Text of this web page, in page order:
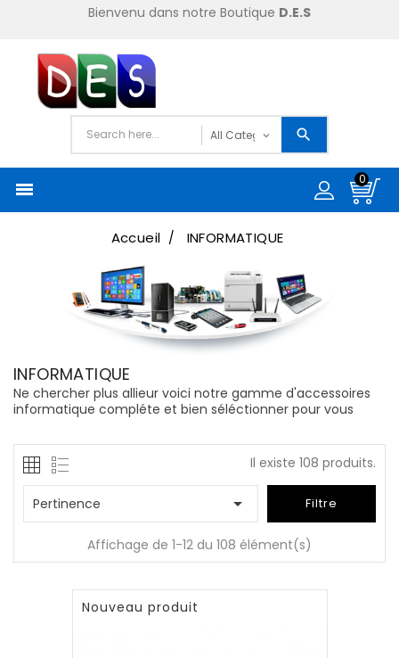
Bienvenu dans notre Boutique D.E.S

0
Accueil INFORMATIQUE
INFORMATIQUE
Ne chercher plus allieur voici notre gamme d'accessoires
informatique compléte et bien séléctionner pour vous
Il existe 108 produits.
Pertinence  Filtre
Affichage de 1-12 du 108 élément(s)
Nouveau produit